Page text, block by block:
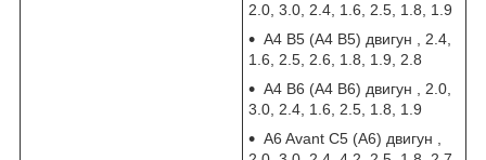
2.0, 3.0, 2.4, 1.6, 2.5, 1.8, 1.9
A4 B5 (А4 В5) двигун , 2.4,
1.6, 2.5, 2.6, 1.8, 1.9, 2.8
A4 B6 (А4 В6) двигун , 2.0,
3.0, 2.4, 1.6, 2.5, 1.8, 1.9
A6 Avant C5 (А6) двигун ,